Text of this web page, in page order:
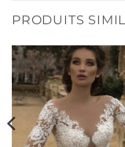
PRODUITS